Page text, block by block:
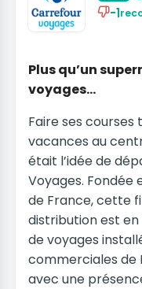
-1
Plus qu’un
voyages…
Faire ses
vacances au
était l’idée de
Voyages. Fondée
de France, cette
distribution est en
de voyages
commerciales de
avec une